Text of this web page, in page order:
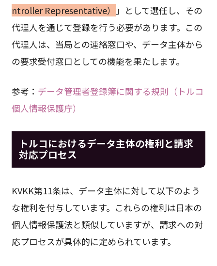
ntroller Representative） 」として選任し、その
代理人を通じて登録を行う必要があります。この
代理人は、当局との連絡窓口や、データ主体から
の要求受付窓口としての機能を果たします。
参考： データ管理者登録簿に関する規則（トルコ
個人情報保護庁）
トルコにおけるデータ主体の権利と請求
対応プロセス
KVKK第11条は、データ主体に対して以下のよう
な権利を付与しています。これらの権利は日本の
個人情報保護法と類似していますが、請求への対
応プロセスが具体的に定められています。